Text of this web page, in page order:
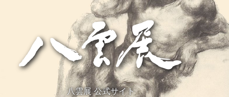
八雲展 公式サイト